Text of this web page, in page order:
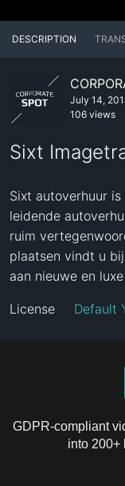
DESCRIPTION
July 14,
106 views
Sixt
Sixt autoverhuur
leidende
ruim
plaatsen vindt u
aan nieuwe en
License Default
GDPR-compliant
into 200+